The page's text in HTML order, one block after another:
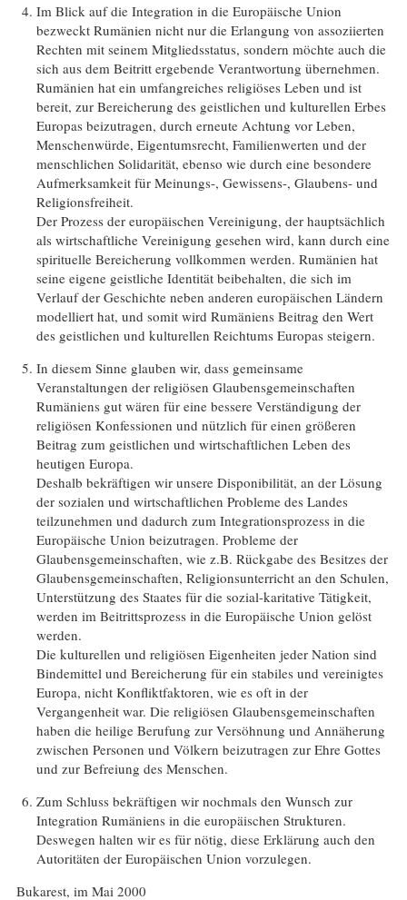
Im Blick auf die Integration in die Europäische Union
bezweckt Rumänien nicht nur die Erlangung von assoziierten
Rechten mit seinem Mitgliedsstatus, sondern möchte auch die
sich aus dem Beitritt ergebende Verantwortung übernehmen.
Rumänien hat ein umfangreiches religiöses Leben und ist
bereit, zur Bereicherung des geistlichen und kulturellen Erbes
Europas beizutragen, durch erneute Achtung vor Leben,
Menschenwürde, Eigentumsrecht, Familienwerten und der
menschlichen Solidarität, ebenso wie durch eine besondere
Aufmerksamkeit für Meinungs-, Gewissens-, Glaubens- und
Religionsfreiheit.
Der Prozess der europäischen Vereinigung, der hauptsächlich
als wirtschaftliche Vereinigung gesehen wird, kann durch eine
spirituelle Bereicherung vollkommen werden. Rumänien hat
seine eigene geistliche Identität beibehalten, die sich im
Verlauf der Geschichte neben anderen europäischen Ländern
modelliert hat, und somit wird Rumäniens Beitrag den Wert
des geistlichen und kulturellen Reichtums Europas steigern.
In diesem Sinne glauben wir, dass gemeinsame
Veranstaltungen der religiösen Glaubensgemeinschaften
Rumäniens gut wären für eine bessere Verständigung der
religiösen Konfessionen und nützlich für einen größeren
Beitrag zum geistlichen und wirtschaftlichen Leben des
heutigen Europa.
Deshalb bekräftigen wir unsere Disponibilität, an der Lösung
der sozialen und wirtschaftlichen Probleme des Landes
teilzunehmen und dadurch zum Integrationsprozess in die
Europäische Union beizutragen. Probleme der
Glaubensgemeinschaften, wie z.B. Rückgabe des Besitzes der
Glaubensgemeinschaften, Religionsunterricht an den Schulen,
Unterstützung des Staates für die sozial-karitative Tätigkeit,
werden im Beitrittsprozess in die Europäische Union gelöst
werden.
Die kulturellen und religiösen Eigenheiten jeder Nation sind
Bindemittel und Bereicherung für ein stabiles und vereinigtes
Europa, nicht Konfliktfaktoren, wie es oft in der
Vergangenheit war. Die religiösen Glaubensgemeinschaften
haben die heilige Berufung zur Versöhnung und Annäherung
zwischen Personen und Völkern beizutragen zur Ehre Gottes
und zur Befreiung des Menschen.
Zum Schluss bekräftigen wir nochmals den Wunsch zur
Integration Rumäniens in die europäischen Strukturen.
Deswegen halten wir es für nötig, diese Erklärung auch den
Autoritäten der Europäischen Union vorzulegen.
Bukarest, im Mai 2000